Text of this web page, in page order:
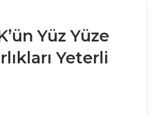
Yüz Yüze
Yeterli